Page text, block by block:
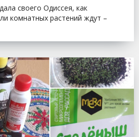
своего Одиссея, как
комнатных растений ждут –